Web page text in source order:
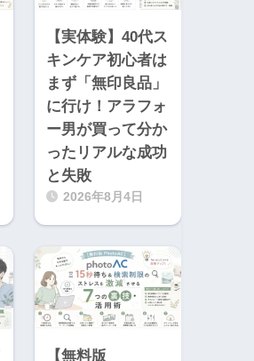
【実体験】40代ス
キンケア初心者は
まず「無印良品」
に行け！アラフォ
ー男が買って分か
ったリアルな成功
と失敗
2026年8月4日
【無料版